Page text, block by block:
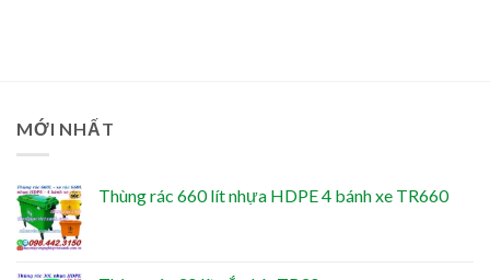
MỚI NHẤT
Thùng rác 660 lít nhựa HDPE 4 bánh xe TR660